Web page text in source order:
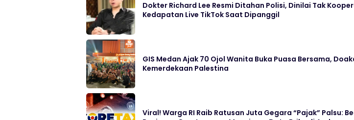
Dokter Richard Lee Resmi Ditahan Polisi, Dinilai Tak
Kedapatan Live TikTok Saat Dipanggil
GIS Medan Ajak 70 Ojol Wanita Buka Puasa Bersama,
Kemerdekaan Palestina
Viral! Warga RI Raib Ratusan Juta Gegara “Pajak” Palsu: